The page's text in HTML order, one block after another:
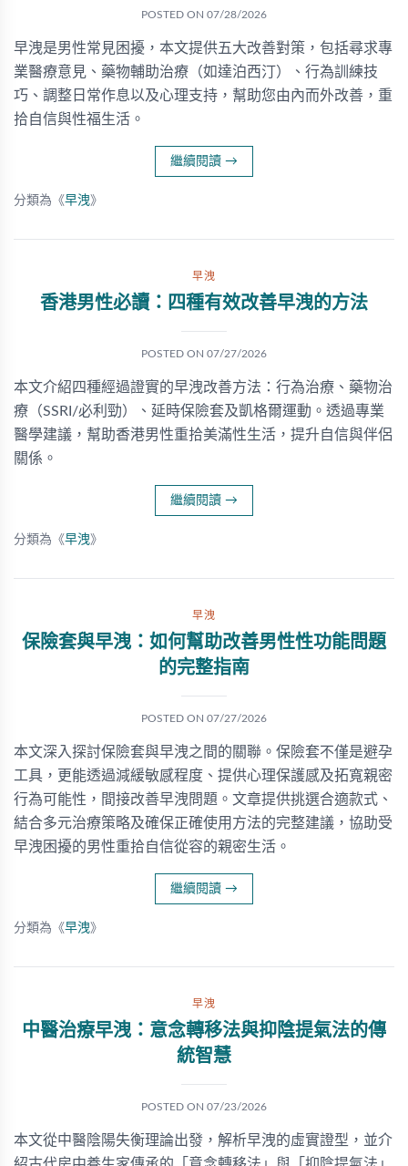
POSTED ON 07/28/2026
早洩是男性常見困擾，本文提供五大改善對策，包括尋求專
業醫療意見、藥物輔助治療（如達泊西汀）、行為訓練技
巧、調整日常作息以及心理支持，幫助您由內而外改善，重
拾自信與性福生活。
繼續閱讀 →
分類為《早洩》
早洩
香港男性必讀：四種有效改善早洩的方法
POSTED ON 07/27/2026
本文介紹四種經過證實的早洩改善方法：行為治療、藥物治
療（SSRI/必利勁）、延時保險套及凱格爾運動。透過專業
醫學建議，幫助香港男性重拾美滿性生活，提升自信與伴侶
關係。
繼續閱讀 →
分類為《早洩》
早洩
保險套與早洩：如何幫助改善男性性功能問題
的完整指南
POSTED ON 07/27/2026
本文深入探討保險套與早洩之間的關聯。保險套不僅是避孕
工具，更能透過減緩敏感程度、提供心理保護感及拓寬親密
行為可能性，間接改善早洩問題。文章提供挑選合適款式、
結合多元治療策略及確保正確使用方法的完整建議，協助受
早洩困擾的男性重拾自信從容的親密生活。
繼續閱讀 →
分類為《早洩》
早洩
中醫治療早洩：意念轉移法與抑陰提氣法的傳
統智慧
POSTED ON 07/23/2026
本文從中醫陰陽失衡理論出發，解析早洩的虛實證型，並介